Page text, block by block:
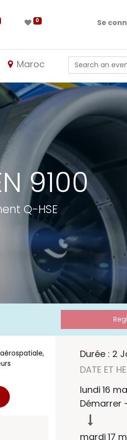
0 Se
Maroc
9100
Q-HSE
Durée : 2
DATE ET
lundi 16
Démarrer
mardi 17